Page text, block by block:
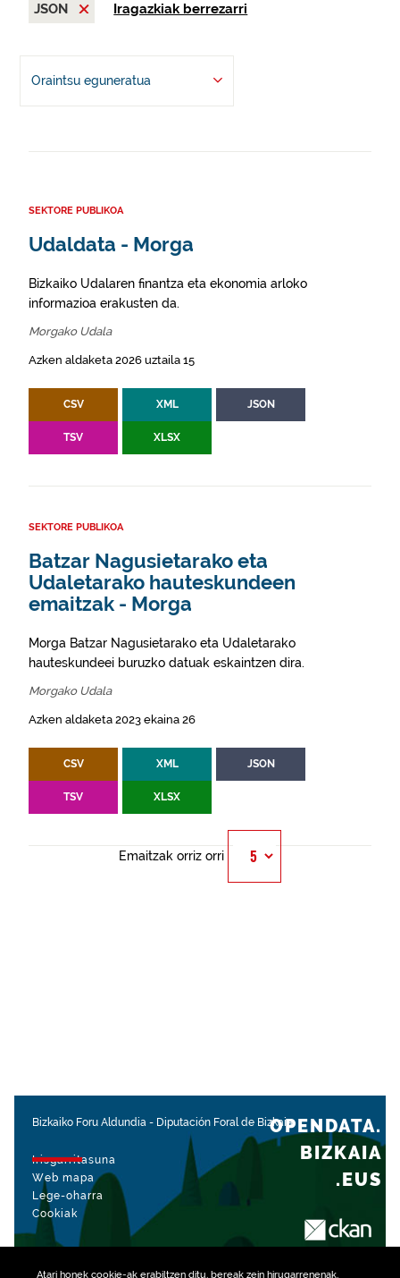
Atari honek cookie-ak erabiltzen ditu, bereak zein hirugarrenenak,
JSON
Iragazkiak berrezarri
Oraintsu eguneratua
SEKTORE PUBLIKOA
Udaldata - Morga
Bizkaiko Udalaren finantza eta ekonomia arloko
informazioa erakusten da.
Morgako Udala
Azken aldaketa 2026 uztaila 15
CSV XML JSON
TSV XLSX
SEKTORE PUBLIKOA
Batzar Nagusietarako eta
Udaletarako hauteskundeen
emaitzak - Morga
Morga Batzar Nagusietarako eta Udaletarako
hauteskundeei buruzko datuak eskaintzen dira.
Morgako Udala
Azken aldaketa 2023 ekaina 26
CSV XML JSON
TSV XLSX
Emaitzak orriz orri
Bizkaiko Foru Aldundia - Diputación Foral de Bizkaia
Irisgarritasuna
Web mapa
Lege-oharra
Cookiak
OPENDATA.
BIZKAIA
.EUS